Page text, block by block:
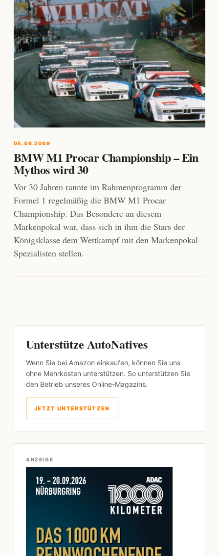
05.06.2009
BMW M1 Procar Championship – Ein
Mythos wird 30
Vor 30 Jahren rannte im Rahmenprogramm der
Formel 1 regelmäßig die BMW M1 Procar
Championship. Das Besondere an diesem
Markenpokal war, dass sich in ihm die Stars der
Königsklasse dem Wettkampf mit den Markenpokal-
Spezialisten stellen.
Unterstütze AutoNatives
Wenn Sie bei Amazon einkaufen, können Sie uns
ohne Mehrkosten unterstützen. So unterstützen Sie
den Betrieb unseres Online-Magazins.
JETZT UNTERSTÜTZEN
ANZEIGE